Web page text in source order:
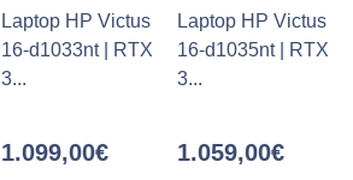
Laptop HP Victus
16-d1033nt | RTX
3...
1.099,00€
Laptop HP Victus
16-d1035nt | RTX
3...
1.059,00€